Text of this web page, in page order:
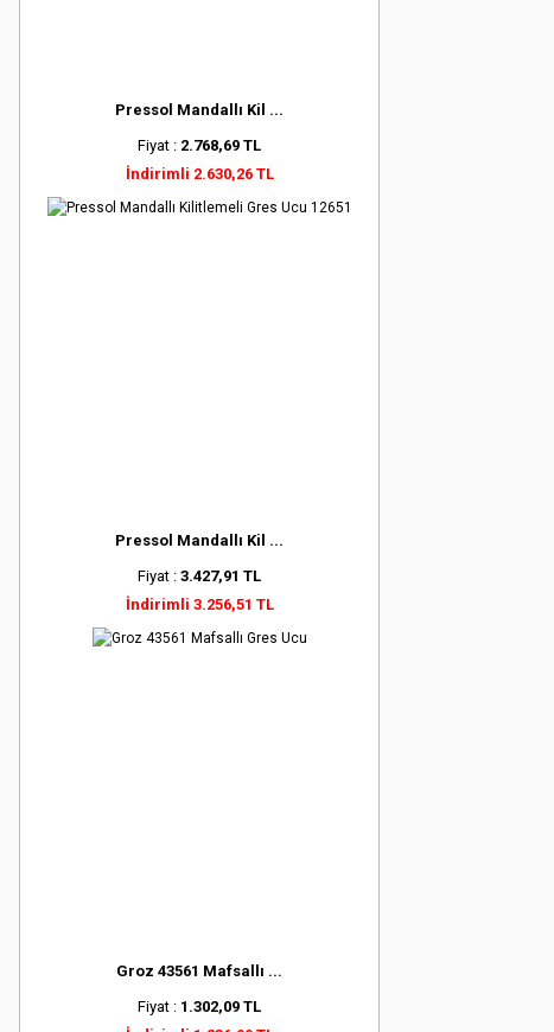
Pressol Mandallı Kil ...
Fiyat : 2.768,69 TL
İndirimli 2.630,26 TL
Pressol Mandallı Kil ...
Fiyat : 3.427,91 TL
İndirimli 3.256,51 TL
Groz 43561 Mafsallı ...
Fiyat : 1.302,09 TL